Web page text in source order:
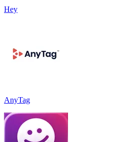
Hey
AnyTag